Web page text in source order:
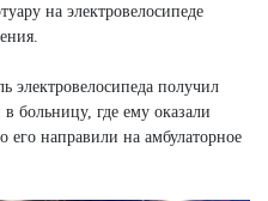
на электровелосипеде
электровелосипеда получил
больницу, где ему оказали
направили на амбулаторное